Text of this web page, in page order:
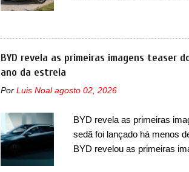
automático CVT no ano
do motor 1.0 12v Turbo
concorrentes, a Fiat Strada
concorrência nunca
Fiat Strada é mais do que
topo do mercado brasileiro,
prova viva que time que
ela...
BYD revela as primeiras imagens teaser
ano da estreia
Por Luis Noal agosto 02, 2026
BYD revela as primeiras
sedã foi lançado há menos
BYD revelou as primeiras